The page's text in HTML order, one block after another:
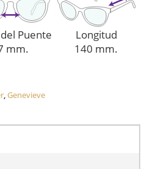
Puente
mm.
Longitud
140 mm.
,Genevieve